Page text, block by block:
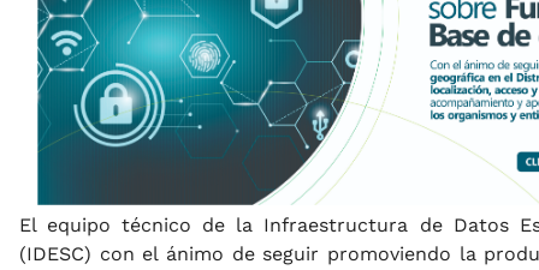
El equipo técnico de la Infraestructura de Datos
(IDESC) con el ánimo de seguir promoviendo la